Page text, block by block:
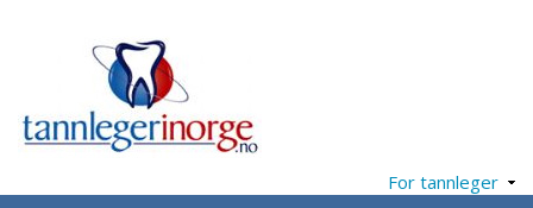
For tannleger